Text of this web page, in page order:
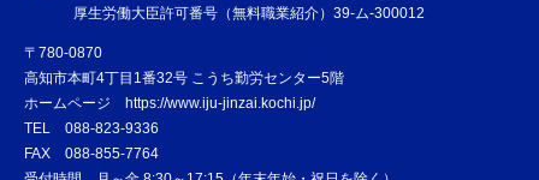
厚生労働大臣許可番号（無料職業紹介）39-ム-300012
〒780-0870
高知市本町4丁目1番32号 こうち勤労センター5階
ホームページ https://www.iju-jinzai.kochi.jp/
TEL 088-823-9336
FAX 088-855-7764